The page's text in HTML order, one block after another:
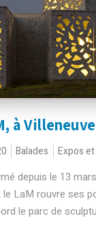
à Villeneuve
Balades Expos
depuis le 13
LaM rouvre ses
le parc de